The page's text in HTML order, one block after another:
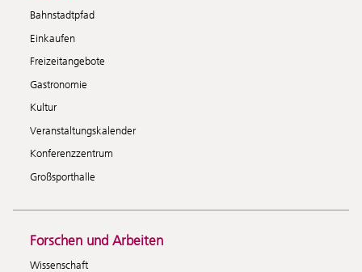
Bahnstadtpfad
Einkaufen
Freizeitangebote
Gastronomie
Kultur
Veranstaltungskalender
Konferenzzentrum
Großsporthalle
Forschen und Arbeiten
Wissenschaft